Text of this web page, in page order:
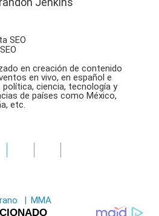
en creación de contenido
en vivo, en español e
ciencia, tecnología y
de países como México,
etc.
| MMA